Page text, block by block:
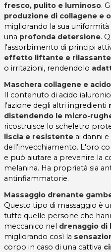
fresco, pulito e luminoso.
produzione di collagene e
migliorando la sua
una profonda detersione.
l'assorbimento di principi
effetto liftante e rilassante
o irritazioni, rendendolo
Maschera collagene e
Il contenuto di acido
l'azione degli altri ingredienti
distendendo le micro-
ricostruisce lo scheletro
liscia e resistente ai danni
dell’invecchiamento. L'oro
e può aiutare a prevenire la
melanina. Ha proprietà sia
antinfiammatorie.
Massaggio drenante
Questo tipo di massaggio è
tutte quelle persone che
meccanico nel drenaggio di
migliorando così la
corpo in caso di una cattiva